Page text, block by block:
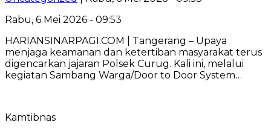
Rabu, 6 Mei 2026 - 09:53
HARIANSINARPAGI.COM | Tangerang – Upaya
menjaga keamanan dan ketertiban masyarakat terus
digencarkan jajaran Polsek Curug. Kali ini, melalui
kegiatan Sambang Warga/Door to Door System…
Kamtibnas